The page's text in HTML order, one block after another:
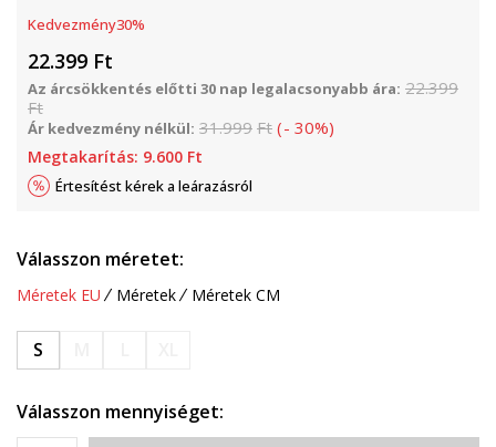
Kedvezmény30%
22.399 Ft
Az árcsökkentés előtti 30 nap legalacsonyabb ára: 22.399
Ft
Ár kedvezmény nélkül: 31.999 Ft (- 30%)
Megtakarítás: 9.600 Ft
Értesítést kérek a leárazásról
Válasszon méretet:
Méretek EU Méretek Méretek CM
S
Válasszon mennyiséget: